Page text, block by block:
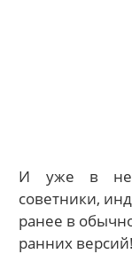
И уже в
советники,
ранее в
ранних версий!